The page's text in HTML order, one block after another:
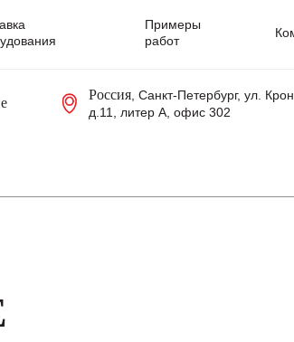
Примеры
работ
Россия, Санкт-Петербург, ул.
д.11, литер А, офис 302